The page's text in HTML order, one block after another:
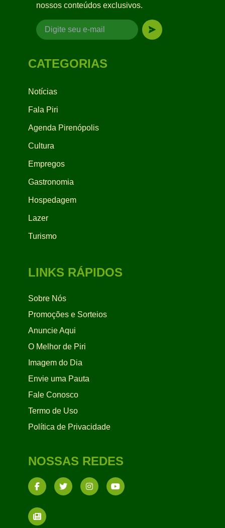
nossos conteúdos exclusivos.
CATEGORIAS
Notícias
Fala Piri
Agenda Pirenópolis
Cultura
Empregos
Gastronomia
Hospedagem
Lazer
Turismo
LINKS RÁPIDOS
Sobre Nós
Promoções e Sorteios
Anuncie Aqui
O Melhor de Piri
Imagem do Dia
Envie uma Pauta
Fale Conosco
Termo de Uso
Política de Privacidade
NOSSAS REDES